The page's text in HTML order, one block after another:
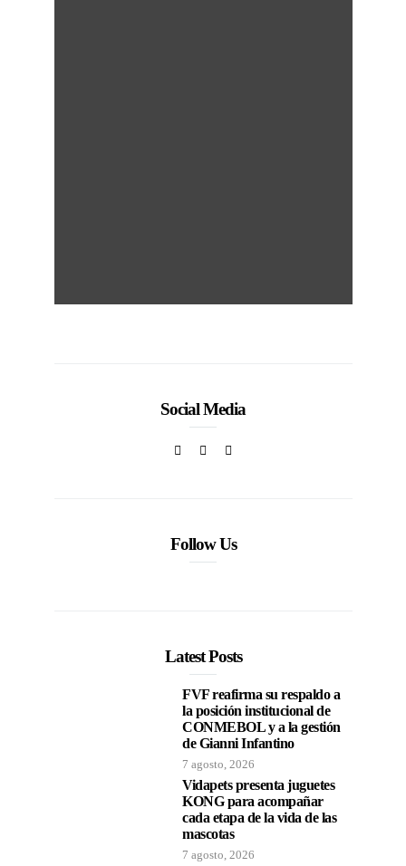
Social Media
Follow Us
Latest Posts
FVF reafirma su respaldo a
la posición institucional de
CONMEBOL y a la gestión
de Gianni Infantino
7 agosto, 2026
Vidapets presenta juguetes
KONG para acompañar
cada etapa de la vida de las
mascotas
7 agosto, 2026